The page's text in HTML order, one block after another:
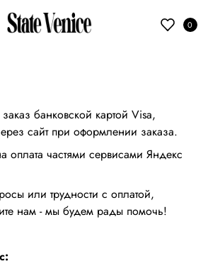
0
банковской картой Visa,
сайт при оформлении заказа.
оплата частями сервисами Яндекс
или трудности с оплатой,
нам - мы будем рады помочь!